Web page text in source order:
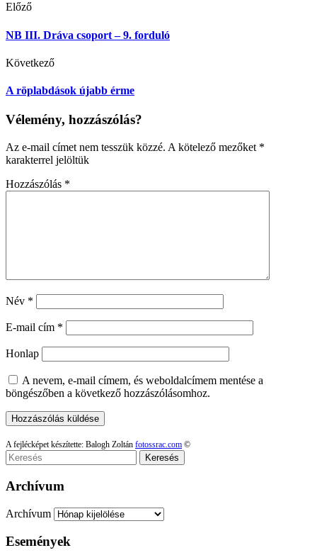
Előző
NB III. Dráva csoport – 9. forduló
Következő
A röplabdások újabb érme
Vélemény, hozzászólás?
Az e-mail címet nem tesszük közzé. A kötelező mezőket *
karakterrel jelöltük
Hozzászólás *
Név *
E-mail cím *
Honlap
A nevem, e-mail címem, és weboldalcímem mentése a
böngészőben a következő hozzászólásomhoz.
A fejlécképet készítette: Balogh Zoltán fotossrac.com ©
Keresés
Archívum
Archívum
Események